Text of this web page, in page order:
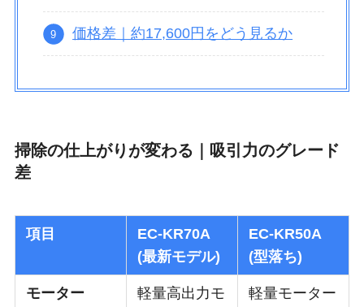
価格差｜約17,600円をどう見るか
掃除の仕上がりが変わる｜吸引力のグレード
差
項目
EC-KR70A
(最新モデル)
EC-KR50A
(型落ち)
モーター
軽量高出力モ
軽量モーター